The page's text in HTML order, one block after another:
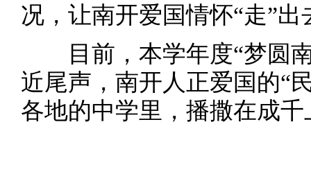
况，让南开爱国情怀“走”出
目前，本学年度“梦圆南
近尾声，南开人正爱国的“
各地的中学里，播撒在成